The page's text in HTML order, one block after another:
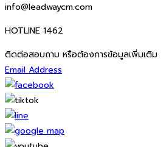
info@leadwaycm.com
HOTLINE 1462
ติดต่อสอบถาม หรือต้องการข้อมูลเพิ่มเติม
Email Address